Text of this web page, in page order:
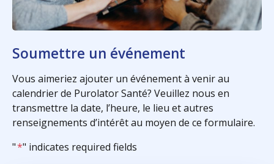
Soumettre un événement
Vous aimeriez ajouter un événement à venir au
calendrier de Purolator Santé? Veuillez nous en
transmettre la date, l’heure, le lieu et autres
renseignements d’intérêt au moyen de ce formulaire.
"*" indicates required fields